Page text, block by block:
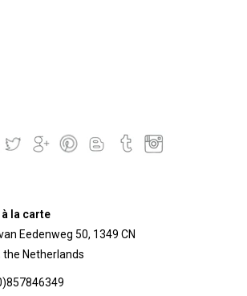
la carte
Eedenweg 50, 1349 CN
the Netherlands